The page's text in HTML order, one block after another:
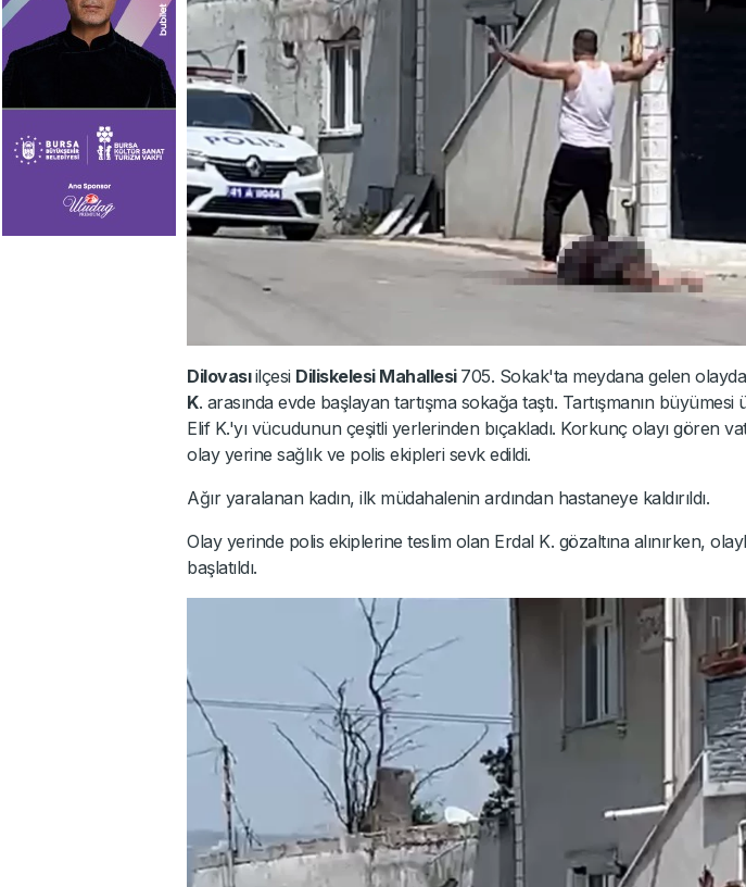
Dilovasıilçesi Diliskelesi Mahallesi 705. Sokak'ta meydana gelen
K. arasında evde başlayan tartışma sokağa taştı. Tartışmanın büyümesi
Elif K.'yı vücudunun çeşitli yerlerinden bıçakladı. Korkunç olayı gören
olay yerine sağlık ve polis ekipleri sevk edildi.
Ağır yaralanan kadın, ilk müdahalenin ardından hastaneye kaldırıldı.
Olay yerinde polis ekiplerine teslim olan Erdal K. gözaltına alınırken,
başlatıldı.